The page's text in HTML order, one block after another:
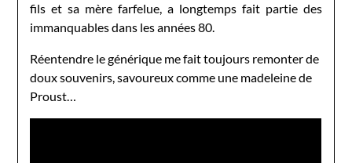
fils et sa mère farfelue, a longtemps fait partie des
immanquables dans les années 80.
Réentendre le générique me fait toujours remonter de
doux souvenirs, savoureux comme une madeleine de
Proust…